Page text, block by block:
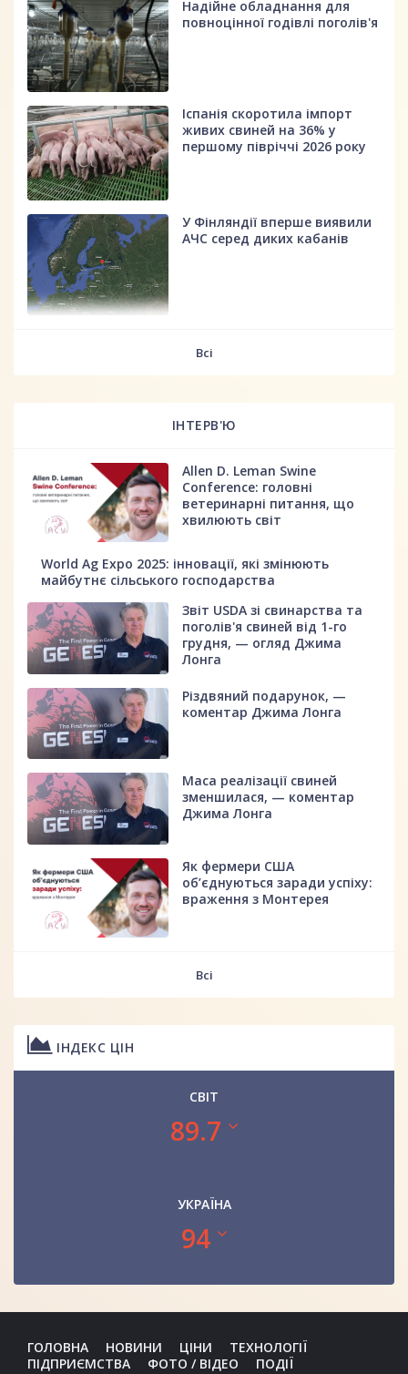
Надійне обладнання для
повноцінної годівлі поголів'я
Іспанія скоротила імпорт
живих свиней на 36% у
першому півріччі 2026 року
У Фінляндії вперше виявили
АЧС серед диких кабанів
Всі
ІНТЕРВ'Ю
Allen D. Leman Swine
Conference: головні
ветеринарні питання, що
хвилюють світ
World Ag Expo 2025: інновації, які змінюють
майбутнє сільського господарства
Звіт USDA зі свинарства та
поголів'я свиней від 1-го
грудня, — огляд Джима
Лонга
Різдвяний подарунок, —
коментар Джима Лонга
Маса реалізації свиней
зменшилася, — коментар
Джима Лонга
Як фермери США
об’єднуються заради успіху:
враження з Монтерея
Всі
ІНДЕКС ЦІН
СВІТ
89.7
УКРАЇНА
94
ГОЛОВНА НОВИНИ ЦІНИ
ТЕХНОЛОГІЇ
ПІДПРИЄМСТВА
ФОТО / ВІДЕО ПОДІЇ